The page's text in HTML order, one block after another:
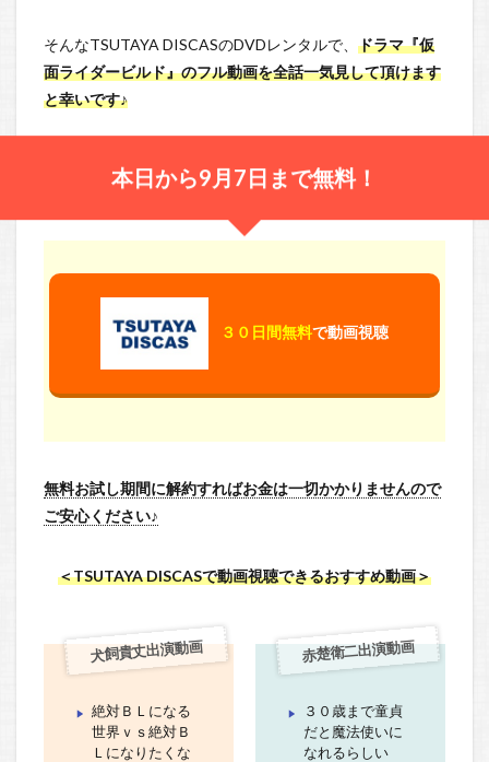
そんなTSUTAYA DISCASのDVDレンタルで、 ドラマ『仮
面ライダービルド』のフル動画を全話一気見して頂けます
と幸いです♪
本日から9月7日まで無料！
３０日間無料で動画視聴
無料お試し期間に解約すればお金は一切かかりませんので
ご安心ください♪
＜TSUTAYA DISCASで動画視聴できるおすすめ動画＞
犬飼貴丈出演動画
絶対ＢＬになる
世界ｖｓ絶対Ｂ
Ｌになりたくな
赤楚衛二出演動画
３０歳まで童貞
だと魔法使いに
なれるらしい